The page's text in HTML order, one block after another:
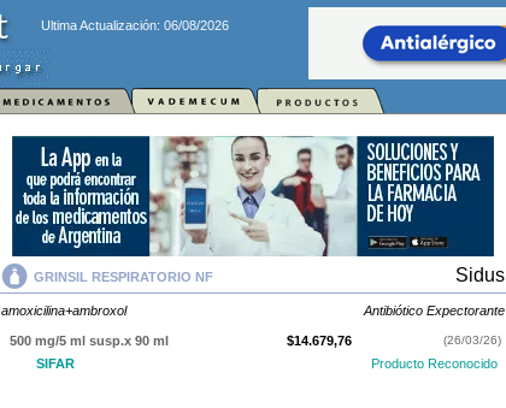
Ultima Actualización: 06/08/2026
GRINSIL RESPIRATORIO NF Sidus
amoxicilina+ambroxol Antibiótico Expectorante
500 mg/5 ml susp.x 90 ml $14.679,76 (26/03/26)
SIFAR Producto Reconocido